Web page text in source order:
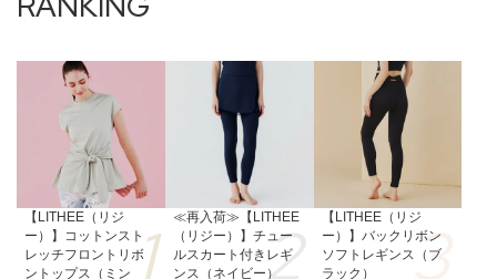
【LITHEE（リジ
ー）】コットンスト
レッチフロントリボ
ントップス（ミン
≪再入荷≫【LITHEE
（リジー）】チュー
ルスカート付きレギ
ンス（ネイビー）
【LITHEE（リジ
ー）】バックリボン
ソフトレギンス（ブ
ラック）